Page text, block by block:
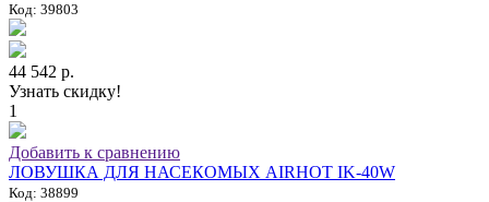
Код: 39803
44 542 р.
Узнать скидку!
1
Добавить к сравнению
ЛОВУШКА ДЛЯ НАСЕКОМЫХ AIRHOT IK-40W
Код: 38899